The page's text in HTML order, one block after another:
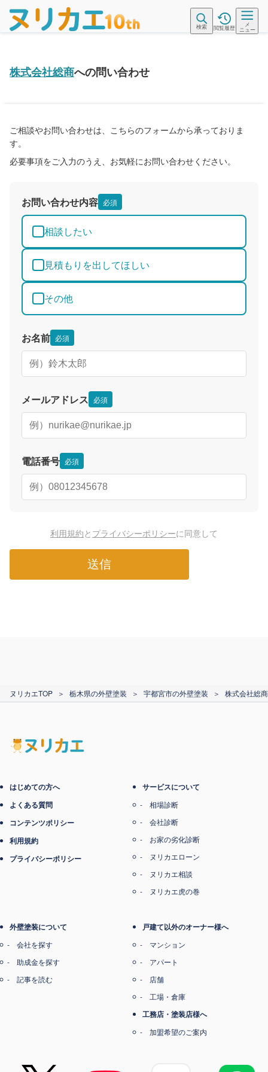
検索 閲覧履歴
メ
ニュー
株式会社総商への問い合わせ
ご相談やお問い合わせは、こちらのフォームから承っておりま
す。
必要事項をご入力のうえ、お気軽にお問い合わせください。
お問い合わせ内容 必須
相談したい
見積もりを出してほしい
その他
お名前 必須
メールアドレス 必須
電話番号 必須
利用規約と プライバシーポリシーに同意して
送信
ヌリカエTOP ＞ 栃木県の外壁塗装 ＞ 宇都宮市の外壁塗装 ＞ 株式会社総商
はじめての方へ
よくある質問
コンテンツポリシー
利用規約
プライバシーポリシー
サービスについて
相場診断
会社診断
お家の劣化診断
ヌリカエローン
ヌリカエ相談
ヌリカエ虎の巻
外壁塗装について
会社を探す
助成金を探す
記事を読む
戸建て以外のオーナー様へ
マンション
アパート
店舗
工場・倉庫
工務店・塗装店様へ
加盟希望のご案内